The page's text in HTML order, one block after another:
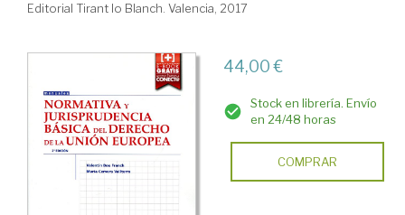
Editorial Tirant lo Blanch. Valencia, 2017
44,00 €
Stock en librería. Envío
en 24/48 horas
COMPRAR